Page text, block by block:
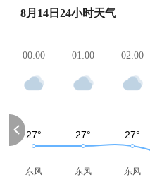
8月14日24小时天气
00:00
东风
01:00
东风
02:00
东风